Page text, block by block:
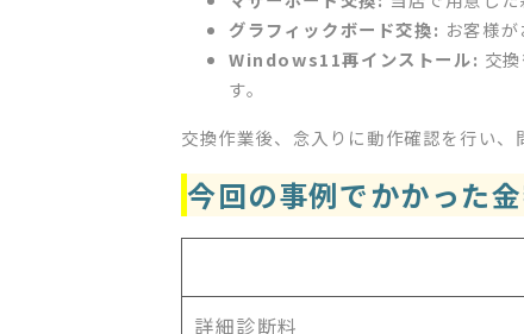
グラフィックボード交換: お客様
Windows11再インストール: 交
す。
交換作業後、念入りに動作確認を行い、
今回の事例でかかった
詳細診断料